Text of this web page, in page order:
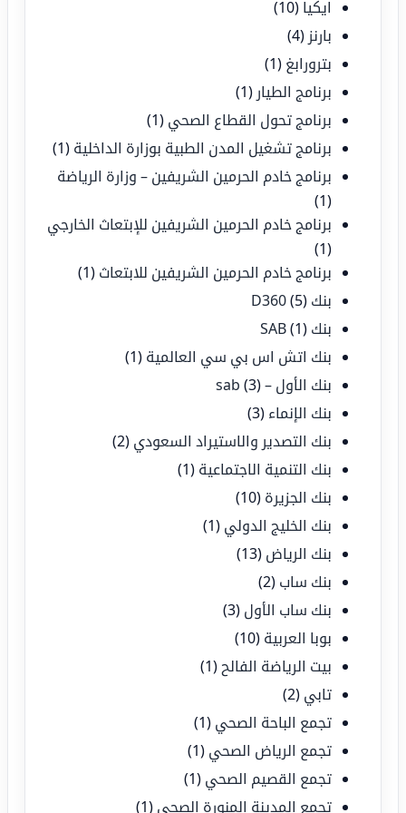
ايكيا (10)
بارنز (4)
بترورابغ (1)
برنامج الطيار (1)
برنامج تحول القطاع الصحي (1)
برنامج تشغيل المدن الطبية بوزارة الداخلية (1)
برنامج خادم الحرمين الشريفين – وزارة الرياضة
(1)
برنامج خادم الحرمين الشريفين للإبتعاث الخارجي
(1)
برنامج خادم الحرمين الشريفين للابتعاث (1)
بنك D360 (5)
بنك SAB (1)
بنك اتش اس بي سي العالمية (1)
بنك الأول – sab(3)
بنك الإنماء (3)
بنك التصدير والاستيراد السعودي (2)
بنك التنمية الاجتماعية (1)
بنك الجزيرة (10)
بنك الخليج الدولي (1)
بنك الرياض (13)
بنك ساب (2)
بنك ساب الأول (3)
بوبا العربية (10)
بيت الرياضة الفالح (1)
تابي (2)
تجمع الباحة الصحي (1)
تجمع الرياض الصحي (1)
تجمع القصيم الصحي (1)
تجمع المدينة المنورة الصحي (1)